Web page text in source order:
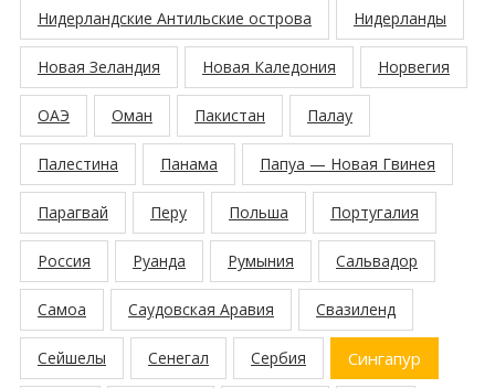
Нидерландские Антильские острова Нидерланды
Новая Зеландия Новая Каледония Норвегия
ОАЭ Оман Пакистан Палау
Палестина Панама Папуа — Новая Гвинея
Парагвай Перу Польша Португалия
Россия Руанда Румыния Сальвадор
Самоа Саудовская Аравия Свазиленд
Сейшелы Сенегал Сербия Сингапур